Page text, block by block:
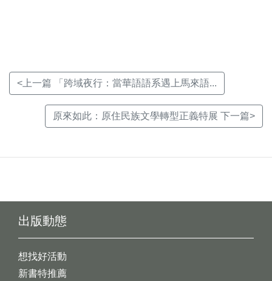
<上一篇 「跨域夜行：當華語語系遇上馬來語...
原來如此：原住民族文學轉型正義特展 下一篇>
出版動態
想找好活動
新書特推薦